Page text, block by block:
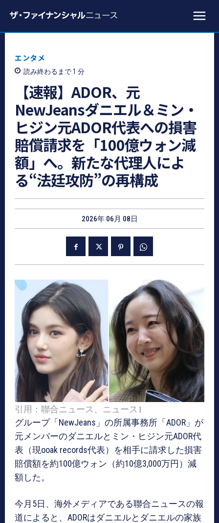
エンタメ
読み終わるまで 1 分
【速報】ADOR、元
NewJeansダニエル＆ミン・
ヒジン元ADOR代表への損害
賠償請求を「100億ウォン減
額」へ。新たな代理人によ
る“法廷攻防”の再構成
2026年 06月 08日
引用：聯合ニュース、ニュース1
グループ「NewJeans」の所属事務所「ADOR」が
元メンバーのダニエルとミン・ヒジン元ADOR代
表（現ooak records代表）を相手に請求した損害
賠償額を約100億ウォン（約10億3,000万円）減
額した。
今月5日、海外メディアである聯合ニュースの報
道によると、ADORはダニエルとダニエルの家族